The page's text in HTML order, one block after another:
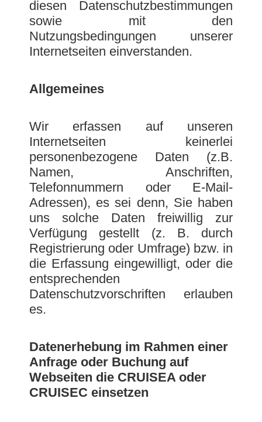
diesen Datenschutzbestimmungen
sowie mit den
Nutzungsbedingungen unserer
Internetseiten einverstanden.
Allgemeines
Wir erfassen auf unseren
Internetseiten keinerlei
personenbezogene Daten (z.B.
Namen, Anschriften,
Telefonnummern oder E-Mail-
Adressen), es sei denn, Sie haben
uns solche Daten freiwillig zur
Verfügung gestellt (z. B. durch
Registrierung oder Umfrage) bzw. in
die Erfassung eingewilligt, oder die
entsprechenden
Datenschutzvorschriften erlauben
es.
Datenerhebung im Rahmen einer
Anfrage oder Buchung auf
Webseiten die CRUISEA oder
CRUISEC einsetzen